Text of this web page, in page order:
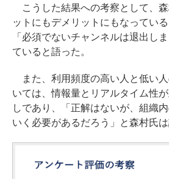
こうした結果への考察として、森
ットにもデメリットにもなっている
「必須でないチャンネルは退出し
ていると語った。
また、利用頻度の高い人と低い
いては、情報量とリアルタイム性
しであり、「正解はないが、組織
いく必要があるだろう」と森村氏は